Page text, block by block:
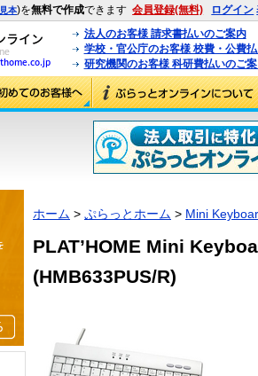
見本)を無料で作成できます 会員登録(無料) ログイン
法人のお客様 請求書払いのご案内
学校・官公庁のお客様 校費・公費
研究機関のお客様 科研費払いのご
ホーム > ぷらっとホーム > Mini
PLAT’HOME Mini
(HMB633PUS/R)